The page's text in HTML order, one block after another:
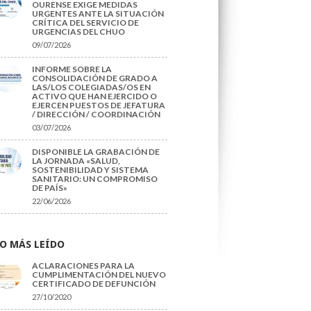
OURENSE EXIGE MEDIDAS
URGENTES ANTE LA SITUACIÓN
CRÍTICA DEL SERVICIO DE
URGENCIAS DEL CHUO
09/07/2026
INFORME SOBRE LA
CONSOLIDACIÓN DE GRADO A
LAS/LOS COLEGIADAS/OS EN
ACTIVO QUE HAN EJERCIDO O
EJERCEN PUESTOS DE JEFATURA
/ DIRECCIÓN / COORDINACIÓN
03/07/2026
DISPONIBLE LA GRABACIÓN DE
LA JORNADA «SALUD,
SOSTENIBILIDAD Y SISTEMA
SANITARIO: UN COMPROMISO
DE PAÍS»
22/06/2026
MÁS LEÍDO
ACLARACIONES PARA LA
CUMPLIMENTACIÓN DEL NUEVO
CERTIFICADO DE DEFUNCIÓN
27/10/2020